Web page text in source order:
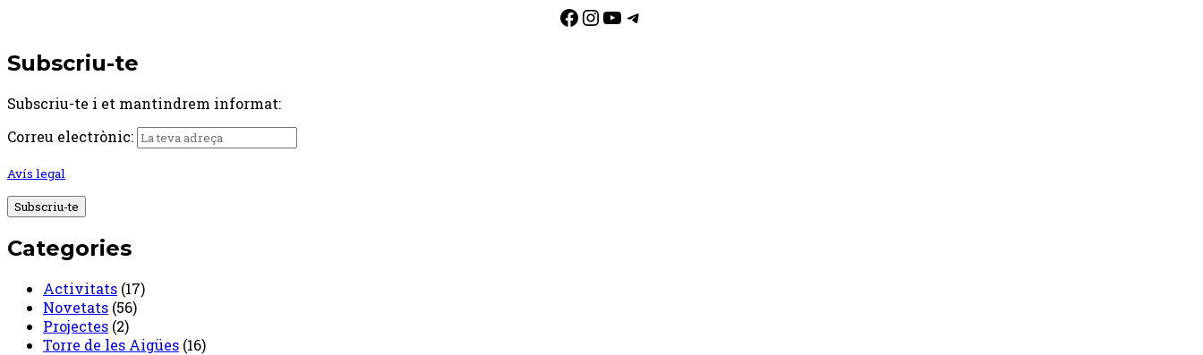
Facebook
Instagram
YouTube
Telegram
Subscriu-te
Subscriu-te i et mantindrem informat:
Correu electrònic:
Avís legal
Categories
Activitats (17)
Novetats (56)
Projectes (2)
Torre de les Aigües (16)